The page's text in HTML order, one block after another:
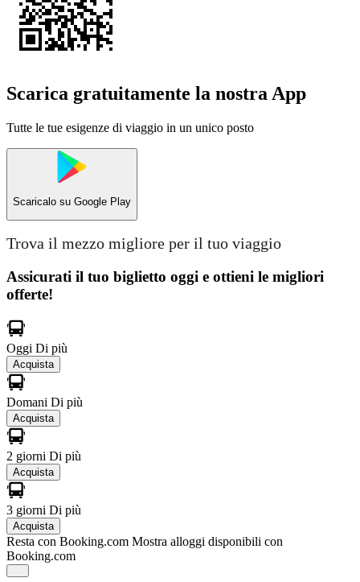
Scarica gratuitamente la nostra App
Tutte le tue esigenze di viaggio in un unico posto
Scaricalo su Google Play
Trova il mezzo migliore per il tuo viaggio
Assicurati il ​​tuo biglietto oggi e ottieni le migliori
offerte!
Oggi Di più
Acquista
Domani Di più
Acquista
2 giorni Di più
Acquista
3 giorni Di più
Acquista
Resta con Booking.com Mostra alloggi disponibili con
Booking.com